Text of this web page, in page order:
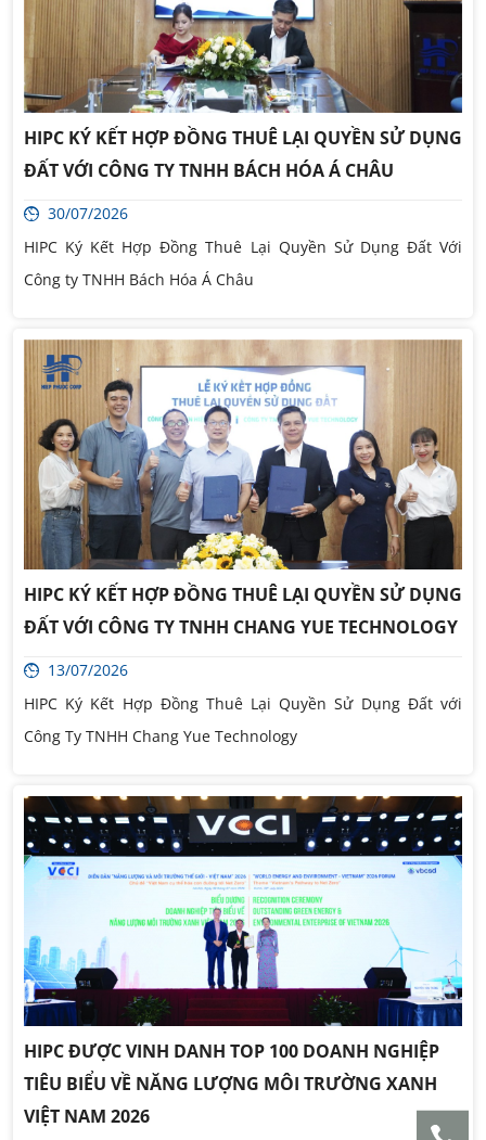
HIPC KÝ KẾT HỢP ĐỒNG THUÊ LẠI QUYỀN SỬ DỤNG
ĐẤT VỚI CÔNG TY TNHH BÁCH HÓA Á CHÂU
30/07/2026
HIPC Ký Kết Hợp Đồng Thuê Lại Quyền Sử Dụng Đất Với
Công ty TNHH Bách Hóa Á Châu
HIPC KÝ KẾT HỢP ĐỒNG THUÊ LẠI QUYỀN SỬ DỤNG
ĐẤT VỚI CÔNG TY TNHH CHANG YUE TECHNOLOGY
13/07/2026
HIPC Ký Kết Hợp Đồng Thuê Lại Quyền Sử Dụng Đất với
Công Ty TNHH Chang Yue Technology
HIPC ĐƯỢC VINH DANH TOP 100 DOANH NGHIỆP
TIÊU BIỂU VỀ NĂNG LƯỢNG MÔI TRƯỜNG XANH
VIỆT NAM 2026